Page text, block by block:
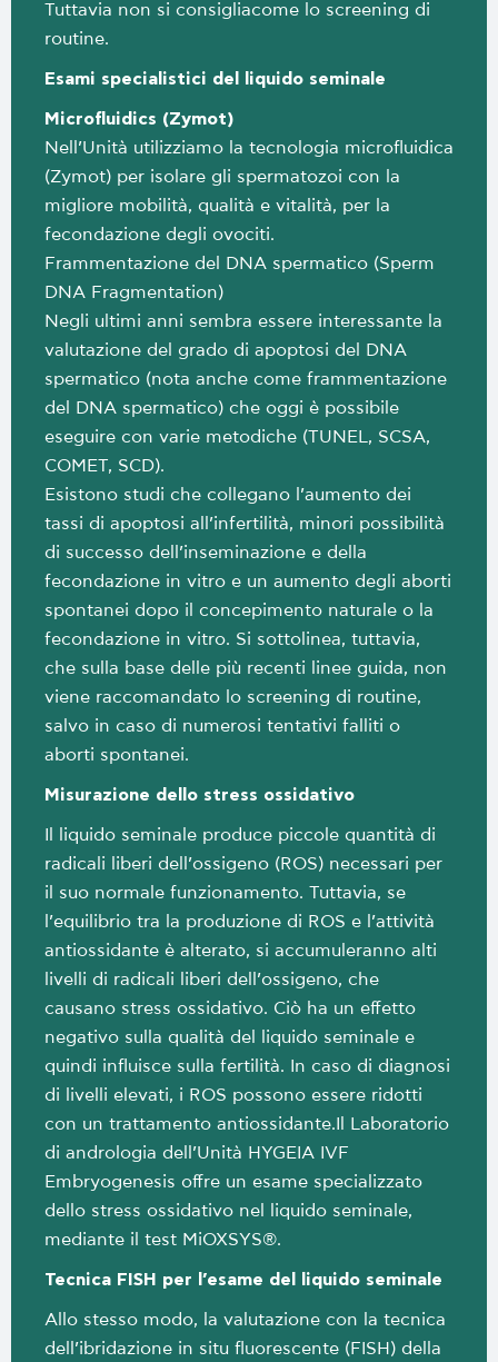
Tuttavia non si consigliacome lo screening di
routine.
Esami specialistici del liquido seminale
Μicrofluidics (Zymot)
Nell’Unità utilizziamo la tecnologia microfluidica
(Zymot) per isolare gli spermatozoi con la
migliore mobilità, qualità e vitalità, per la
fecondazione degli ovociti.
Frammentazione del DNA spermatico (Sperm
DNA Fragmentation)
Negli ultimi anni sembra essere interessante la
valutazione del grado di apoptosi del DNA
spermatico (nota anche come frammentazione
del DNA spermatico) che oggi è possibile
eseguire con varie metodiche (TUNEL, SCSA,
COMET, SCD).
Esistono studi che collegano l’aumento dei
tassi di apoptosi all’infertilità, minori possibilità
di successo dell’inseminazione e della
fecondazione in vitro e un aumento degli aborti
spontanei dopo il concepimento naturale o la
fecondazione in vitro. Si sottolinea, tuttavia,
che sulla base delle più recenti linee guida, non
viene raccomandato lo screening di routine,
salvo in caso di numerosi tentativi falliti o
aborti spontanei.
Misurazione dello stress ossidativo
Il liquido seminale produce piccole quantità di
radicali liberi dell’ossigeno (ROS) necessari per
il suo normale funzionamento. Tuttavia, se
l’equilibrio tra la produzione di ROS e l’attività
antiossidante è alterato, si accumuleranno alti
livelli di radicali liberi dell’ossigeno, che
causano stress ossidativo. Ciò ha un effetto
negativo sulla qualità del liquido seminale e
quindi influisce sulla fertilità. In caso di diagnosi
di livelli elevati, i ROS possono essere ridotti
con un trattamento antiossidante.Il Laboratorio
di andrologia dell’Unità HYGEIA IVF
Embryogenesis offre un esame specializzato
dello stress ossidativo nel liquido seminale,
mediante il test MiOXSYS®.
Tecnica FISH per l’esame del liquido seminale
Allo stesso modo, la valutazione con la tecnica
dell’ibridazione in situ fluorescente (FISH) della